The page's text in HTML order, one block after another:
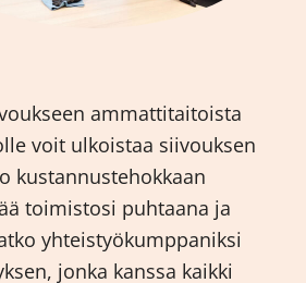
ammattitaitoista
voit ulkoistaa siivouksen
kustannustehokkaan
toimistosi puhtaana ja
yhteistyökumppaniksi
jonka kanssa kaikki